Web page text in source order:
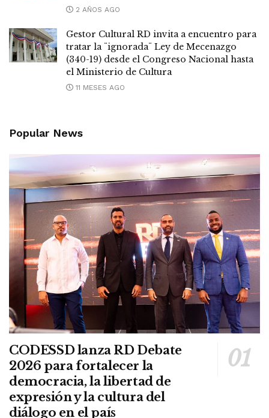
2 AÑOS AGO
Gestor Cultural RD invita a encuentro para
tratar la ¨ignorada¨ Ley de Mecenazgo
(340-19) desde el Congreso Nacional hasta
el Ministerio de Cultura
11 MESES AGO
Popular News
CODESSD lanza RD Debate
2026 para fortalecer la
democracia, la libertad de
expresión y la cultura del
diálogo en el país